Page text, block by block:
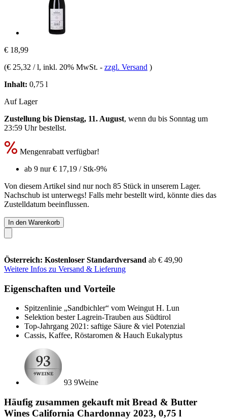
€ 18,99
(€ 25,32 / l, inkl. 20% MwSt. - zzgl. Versand )
Inhalt: 0,75 l
Auf Lager
Zustellung bis Dienstag, 11. August, wenn du bis Sonntag um
23:59 Uhrbestellst.
Mengenrabatt verfügbar!
ab 9 nur€ 17,19 / Stk-9%
Von diesem Artikel sind nur noch 85 Stück in unserem Lager.
Nachschub ist unterwegs! Falls mehr bestellt wird, könnte dies das
Zustelldatum beeinflussen.
In den Warenkorb
Österreich: Kostenloser Standardversand ab € 49,90
Weitere Infos zu Versand & Lieferung
Eigenschaften und Vorteile
Spitzenlinie „Sandbichler“ vom Weingut H. Lun
Selektion bester Lagrein-Trauben aus Südtirol
Top-Jahrgang 2021: saftige Säure & viel Potenzial
Cassis, Kaffee, Röstaromen & Hauch Eukalyptus
93 9Weine
Häufig zusammen gekauft mit Bread & Butter
Wines California Chardonnay 2023, 0,75 l